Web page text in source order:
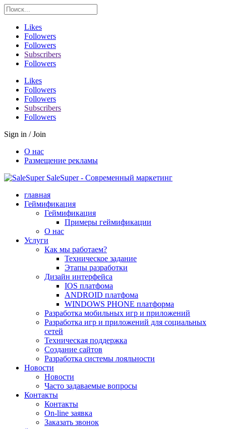
Likes
Followers
Followers
Subscribers
Followers
Likes
Followers
Followers
Subscribers
Followers
Sign in / Join
О нас
Размещение рекламы
SaleSuper - Современный маркетинг
главная
Геймификация
Геймификация
Примеры геймификации
О нас
Услуги
Как мы работаем?
Техническое задание
Этапы разработки
Дизайн интерфейса
IOS платфома
ANDROID платфома
WINDOWS PHONE платформа
Разработка мобильных игр и приложений
Разработка игр и приложений для социальных
сетей
Техническая поддержка
Создание сайтов
Разработка системы лояльности
Новости
Новости
Часто задаваемые вопросы
Контакты
Контакты
On-line заявка
Заказать звонок